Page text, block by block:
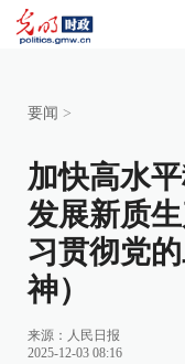
要闻 >
加快高水
发展新质
习贯彻党
神）
来源： 人民日报
2025-12-03 08:16